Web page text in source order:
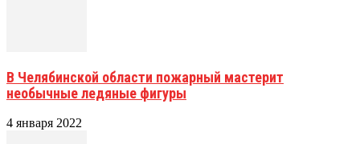
В Челябинской области пожарный мастерит
необычные ледяные фигуры
4 января 2022